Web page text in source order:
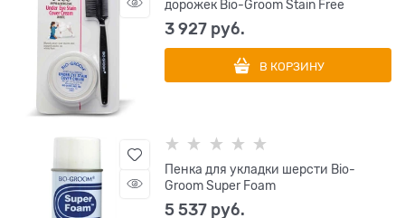
дорожек Bio-Groom Stain Free
3 927 руб.
В КОРЗИНУ
Пенка для укладки шерсти Bio-
Groom Super Foam
5 537 руб.